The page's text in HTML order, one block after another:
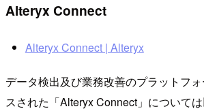
Alteryx Connect
Alteryx Connect | Alteryx
データ検出及び業務改善のプラットフ
スされた「Alteryx Connect」について